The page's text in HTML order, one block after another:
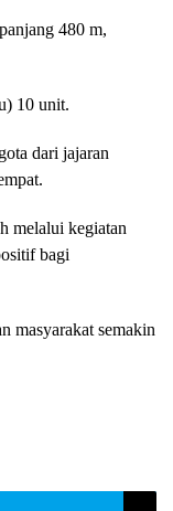
480 m,
10 unit.
dari jajaran
melalui kegiatan
bagi
masyarakat semakin